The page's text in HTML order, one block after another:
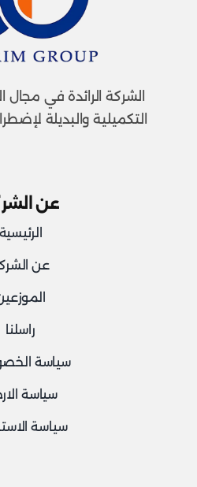
الشركة الرائدة في مجال
التكميلية والبديلة
عن
الرئيسية
عن
راسلنا
سياسة
سياسة
سياسة